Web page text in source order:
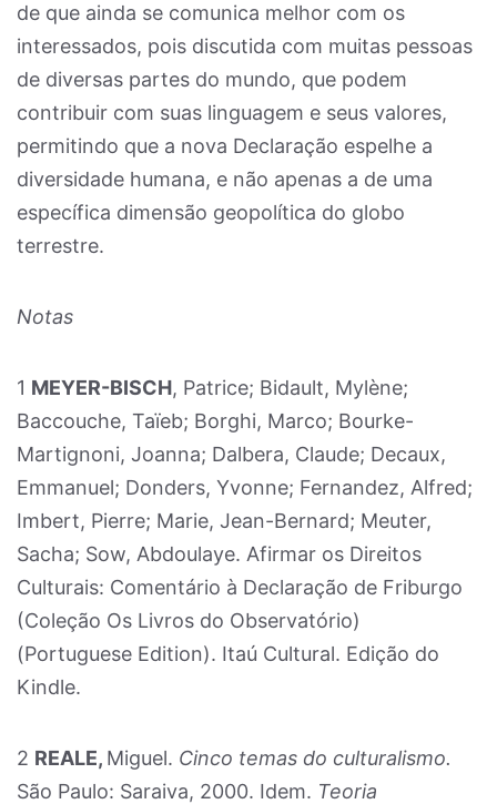
de que ainda se comunica melhor com os
interessados, pois discutida com muitas pessoas
de diversas partes do mundo, que podem
contribuir com suas linguagem e seus valores,
permitindo que a nova Declaração espelhe a
diversidade humana, e não apenas a de uma
específica dimensão geopolítica do globo
terrestre.
Notas
1 MEYER-BISCH, Patrice; Bidault, Mylène;
Baccouche, Taïeb; Borghi, Marco; Bourke-
Martignoni, Joanna; Dalbera, Claude; Decaux,
Emmanuel; Donders, Yvonne; Fernandez, Alfred;
Imbert, Pierre; Marie, Jean-Bernard; Meuter,
Sacha; Sow, Abdoulaye. Afirmar os Direitos
Culturais: Comentário à Declaração de Friburgo
(Coleção Os Livros do Observatório)
(Portuguese Edition). Itaú Cultural. Edição do
Kindle.
2 REALE, Miguel. Cinco temas do culturalismo.
São Paulo: Saraiva, 2000. Idem. Teoria